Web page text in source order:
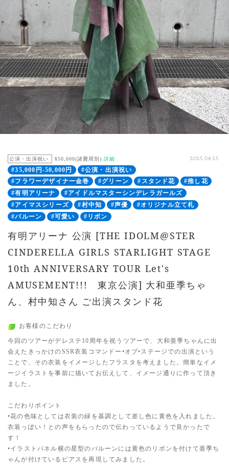
公演・出演祝い ¥50,000(諸費用別) 詳細 2025.04.25
#35,000円-50,000円
#公演・出演祝い
#フラワーデザイナー金巻
#グリーン #スタンド花
#推し花
#有明アリーナ
#アイドルマスターシンデレラガールズ
#アイマスシリーズ
#村中知 #声優
#オリジナル立て札
#バルーン
#可愛い #リボン
有明アリーナ 公演 [THE IDOLM@STER
CINDERELLA GIRLS STARLIGHT STAGE
10th ANNIVERSARY TOUR Let's
AMUSEMENT!!! 東京公演] 大和亜季ちゃ
ん、村中知さん ご出演スタンド花
お客様のこだわり
今回のツアーがデレステ10周年を祝うツアーで、大和亜季ちゃんに出
会えたきっかけのSSR衣装コマンドー•オブ•ステージでの出演という
ことで、その衣装をイメージしたフラスタを考えました。簡単なイメ
ージイラストを事前に描いてお伝えして、イメージ通りに作って頂き
ました。
こだわりポイント
•花の色味としては衣装の緑を基調として差し色に黄色を入れました。
衣装っぽい！との声をもらったので伝わっているようで良かったで
す！
•イラストパネル横の星型のバルーンには黄色のリボンを付けて亜季ち
ゃんが付けているピアスを再現してみました。